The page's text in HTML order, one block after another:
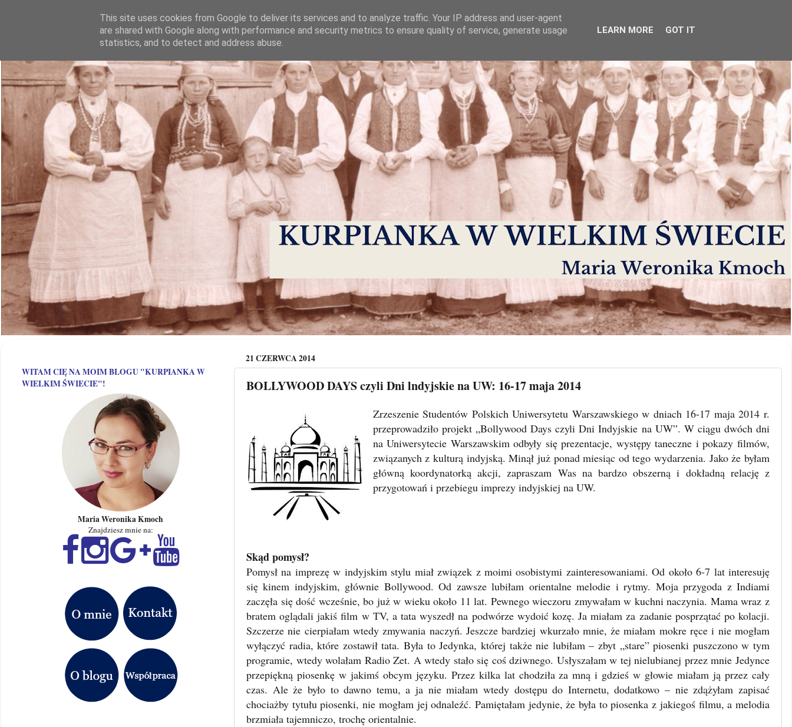
21 CZERWCA 2014
BOLLYWOOD DAYS czyli Dni lndyjskie na UW: 16-17 maja 2014
Zrzeszenie Studentów Polskich Uniwersytetu Warszawskiego w dniach 16-17 maja 2014 r.
przeprowadziło projekt „Bollywood Days czyli Dni Indyjskie na UW”. W ciągu dwóch dni
na Uniwersytecie Warszawskim odbyły się prezentacje, występy taneczne i pokazy filmów,
związanych z kulturą indyjską. Minął już ponad miesiąc od tego wydarzenia. Jako że byłam
główną koordynatorką akcji, zapraszam Was na bardzo obszerną i dokładną relację z
przygotowań i przebiegu imprezy indyjskiej na UW.
Skąd pomysł?
Pomysł na imprezę w indyjskim stylu miał związek z moimi osobistymi zainteresowaniami. Od około 6-7 lat interesuję
się kinem indyjskim, głównie Bollywood. Od zawsze lubiłam orientalne melodie i rytmy. Moja przygoda z Indiami
zaczęła się dość wcześnie, bo już w wieku około 11 lat. Pewnego wieczoru zmywałam w kuchni naczynia. Mama wraz z
bratem oglądali jakiś film w TV, a tata wyszedł na podwórze wydoić kozę. Ja miałam za zadanie posprzątać po kolacji.
Szczerze nie cierpiałam wtedy zmywania naczyń. Jeszcze bardziej wkurzało mnie, że miałam mokre ręce i nie mogłam
wyłączyć radia, które zostawił tata. Była to Jedynka, której także nie lubiłam – zbyt „stare” piosenki puszczono w tym
programie, wtedy wolałam Radio Zet. A wtedy stało się coś dziwnego. Usłyszałam w tej nielubianej przez mnie Jedynce
przepiękną piosenkę w jakimś obcym języku. Przez kilka lat chodziła za mną i gdzieś w głowie miałam ją przez cały
czas. Ale że było to dawno temu, a ja nie miałam wtedy dostępu do Internetu, dodatkowo – nie zdążyłam zapisać
chociażby tytułu piosenki, nie mogłam jej odnaleźć. Pamiętałam jedynie, że była to piosenka z jakiegoś filmu, a melodia
brzmiała tajemniczo, trochę orientalnie.
WITAM CIĘ NA MOIM BLOGU "KURPIANKA W
WIELKIM ŚWIECIE"!
Maria Weronika Kmoch
Znajdziesz mnie na:
This site uses cookies from Google to deliver its services and to analyze traffic. Your IP address and user-agent
are shared with Google along with performance and security metrics to ensure quality of service, generate usage
statistics, and to detect and address abuse.
LEARN MORE GOT IT